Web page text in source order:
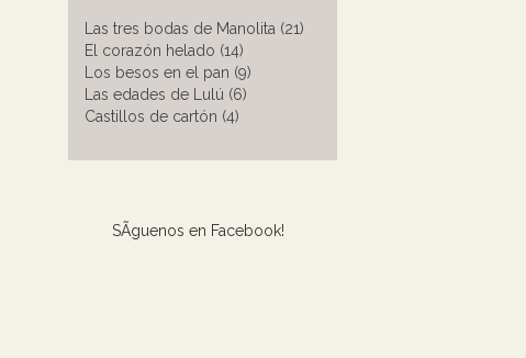
Las tres bodas de Manolita (21)
El corazón helado (14)
Los besos en el pan (9)
Las edades de Lulú (6)
Castillos de cartón (4)
SÃ­guenos en Facebook!